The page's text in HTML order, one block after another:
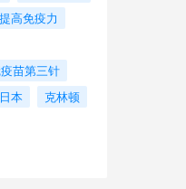
提高免疫力
苗第三针
本
克林顿